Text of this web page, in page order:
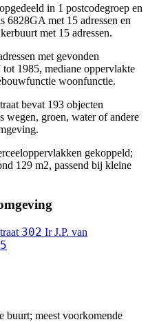
in 1 postcodegroep en
6828GA met 15 adressen en
met 15 adressen.
met gevonden
1985, mediane oppervlakte
woonfunctie.
bevat 193 objecten
wegen, groen, water of andere
gekoppeld;
129 m2, passend bij kleine
302 Ir J.P. van
buurt; meest voorkomende